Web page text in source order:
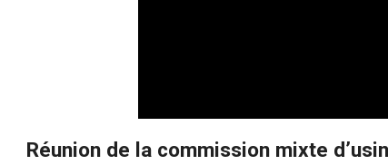
Réunion de la commission mixte